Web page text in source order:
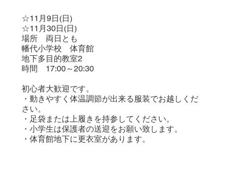
☆11月9日(日)
☆11月30日(日)
場所 両日とも
幡代小学校 体育館
地下多目的教室2
時間 17:00～20:30
初心者大歓迎です。
・動きやすく体温調節が出来る服装でお越しくだ
さい。
・足袋または上履きを持参してください。
・小学生は保護者の送迎をお願い致します。
・体育館地下に更衣室があります。